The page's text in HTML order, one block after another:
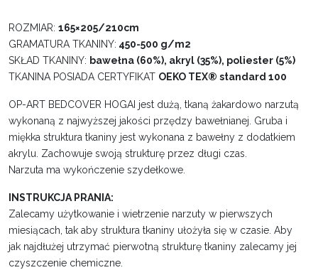
ROZMIAR: 165×205/210cm
GRAMATURA TKANINY: 450-500 g/m2
SKŁAD TKANINY: bawełna (60%), akryl (35%), poliester (5%)
TKANINA POSIADA CERTYFIKAT OEKO TEX® standard 100
OP-ART BEDCOVER HOGAI jest dużą, tkaną żakardowo narzutą
wykonaną z najwyższej jakości przędzy bawełnianej. Gruba i
miękka struktura tkaniny jest wykonana z bawełny z dodatkiem
akrylu. Zachowuje swoją strukturę przez długi czas.
Narzuta ma wykończenie szydełkowe.
INSTRUKCJA PRANIA:
Zalecamy użytkowanie i wietrzenie narzuty w pierwszych
miesiącach, tak aby struktura tkaniny ułożyła się w czasie. Aby
jak najdłużej utrzymać pierwotną strukturę tkaniny zalecamy jej
czyszczenie chemiczne.